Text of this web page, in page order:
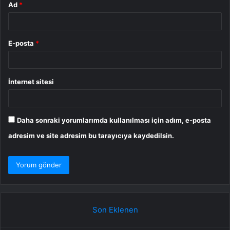
Ad *
E-posta *
İnternet sitesi
Daha sonraki yorumlarımda kullanılması için adım, e-posta
adresim ve site adresim bu tarayıcıya kaydedilsin.
Son Eklenen